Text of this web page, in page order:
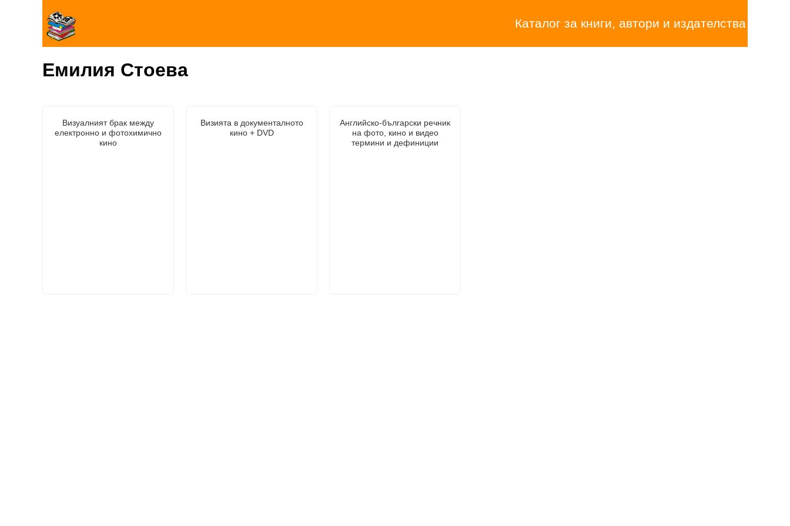
Каталог за книги, автори и издателства
Емилия Стоева
Визуалният брак между
електронно и фотохимично
кино
Визията в документалното
кино + DVD
Английско-български речник
на фото, кино и видео
термини и дефиниции